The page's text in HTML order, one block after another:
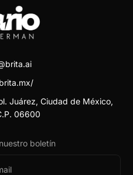
Juárez, Ciudad de México,
06600
boletín